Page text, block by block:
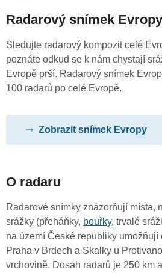
Radarový snímek Evropy
Sledujte radarový kompozit celé
poznáte odkud se k nám chystají
Evropě prší. Radarový snímek
100 radarů po celé Evropě.
Zobrazit snímek Evropy
O radaru
Radarové snímky znázorňují místa,
srážky (přeháňky, bouřky, trvalé
na území České republiky umožňují
Praha v Brdech a Skalky u
vrchovině. Dosah radarů je 250 km